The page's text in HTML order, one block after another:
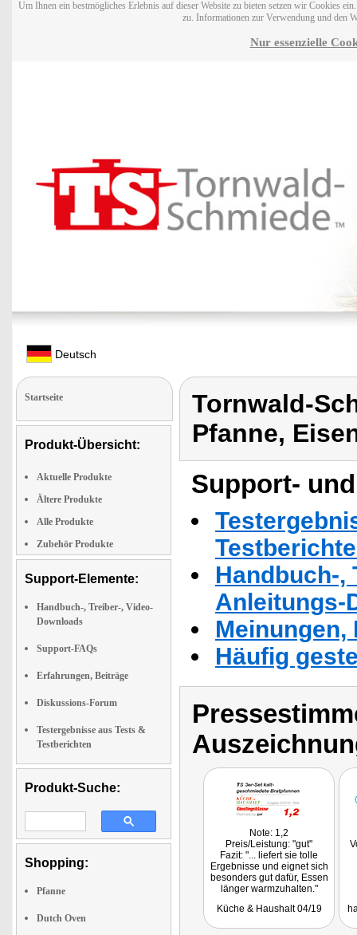
Um Ihnen ein bestmögliches Erlebnis auf dieser Website zu bieten setzen wir Cookies
zu. Informationen zur Verwendung und den
Nur essenzielle
Deutsch
Startseite
Produkt-Übersicht:
Aktuelle Produkte
Ältere Produkte
Alle Produkte
Zubehör Produkte
Support-Elemente:
Handbuch-, Treiber-, Video-
Downloads
Support-FAQs
Erfahrungen, Beiträge
Diskussions-Forum
Testergebnisse aus Tests &
Testberichten
Produkt-Suche:
Shopping:
Pfanne
Dutch Oven
Tornwald-
Pfanne,
Support-
Handbuch-,
Anleitungs-
Häufig
Note: 1,2
Preis/Leistung: "gut"
Fazit: "... liefert sie tolle
Ergebnisse und eignet sich
besonders gut dafür, Essen
länger warmzuhalten."
2418.
Küche & Haushalt 04/19